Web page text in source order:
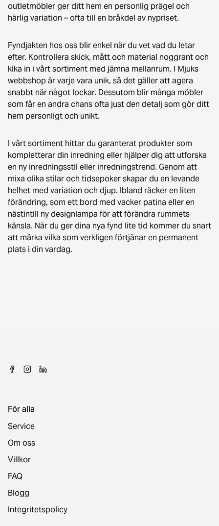
outletmöbler ger ditt hem en personlig prägel och
härlig variation – ofta till en bråkdel av nypriset.
Fyndjakten hos oss blir enkel när du vet vad du letar
efter. Kontrollera skick, mått och material noggrant och
kika in i vårt sortiment med jämna mellanrum. I Mjuks
webbshop är varje vara unik, så det gäller att agera
snabbt när något lockar. Dessutom blir många möbler
som får en andra chans ofta just den detalj som gör ditt
hem personligt och unikt.
I vårt sortiment hittar du garanterat produkter som
kompletterar din inredning eller hjälper dig att utforska
en ny inredningsstil eller inredningstrend. Genom att
mixa olika stilar och tidsepoker skapar du en levande
helhet med variation och djup. Ibland räcker en liten
förändring, som ett bord med vacker patina eller en
nästintill ny designlampa för att förändra rummets
känsla. När du ger dina nya fynd lite tid kommer du snart
att märka vilka som verkligen förtjänar en permanent
plats i din vardag.
För alla
Service
Om oss
Villkor
FAQ
Blogg
Integritetspolicy